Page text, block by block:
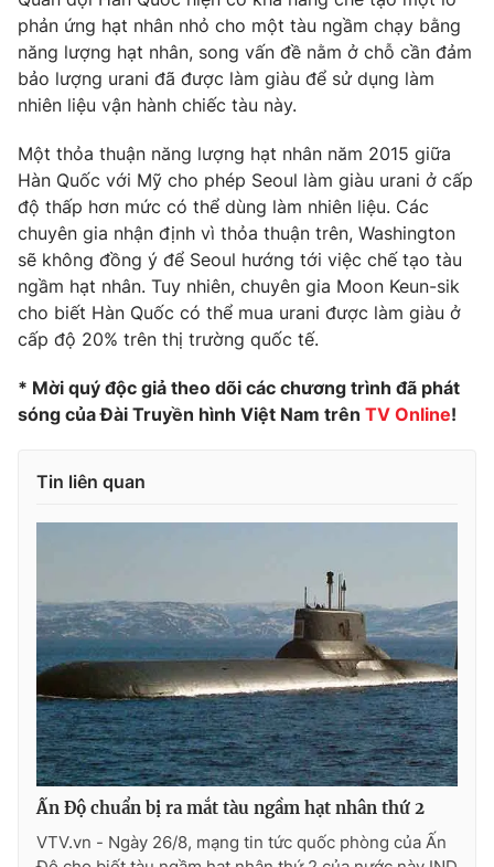
VTV Money VTV Thể thao
VTV Sức khoẻ Bất động sản
Thị trường 24h Tấm lòng Việt
VTV4 Vươn mình bằng AI
VTV9 VTV8
THỜI BÁO VTV
Cơ quan chủ quản:Đài Truyền hình Việt Nam
Cơ quan báo chí:Thời báo VTV
Giấy phép hoạt động báo in và báo điện tử số 483/GP-BTTTT
cấp ngày 29/12/2023
Tổng Biên tập:Vũ Thanh Thủy
Phó Tổng Biên tập:
Nguyễn Thị Mỹ Hạnh, Phạm Quốc Thắng,
Nguyễn Trọng Ninh
Tổng đài VTV:024.38 355 931 - 024.38 355 932
phản ứng hạt nhân nhỏ cho một tàu ngầm chạy bằng
năng lượng hạt nhân, song vấn đề nằm ở chỗ cần đảm
bảo lượng urani đã được làm giàu để sử dụng làm
nhiên liệu vận hành chiếc tàu này.
Một thỏa thuận năng lượng hạt nhân năm 2015 giữa
Hàn Quốc với Mỹ cho phép Seoul làm giàu urani ở cấp
độ thấp hơn mức có thể dùng làm nhiên liệu. Các
chuyên gia nhận định vì thỏa thuận trên, Washington
sẽ không đồng ý để Seoul hướng tới việc chế tạo tàu
ngầm hạt nhân. Tuy nhiên, chuyên gia Moon Keun-sik
cho biết Hàn Quốc có thể mua urani được làm giàu ở
cấp độ 20% trên thị trường quốc tế.
* Mời quý độc giả theo dõi các chương trình đã phát
sóng của Đài Truyền hình Việt Nam trên TV Online!
Tin liên quan
Ấn Độ chuẩn bị ra mắt tàu ngầm hạt nhân thứ 2
VTV.vn - Ngày 26/8, mạng tin tức quốc phòng của Ấn